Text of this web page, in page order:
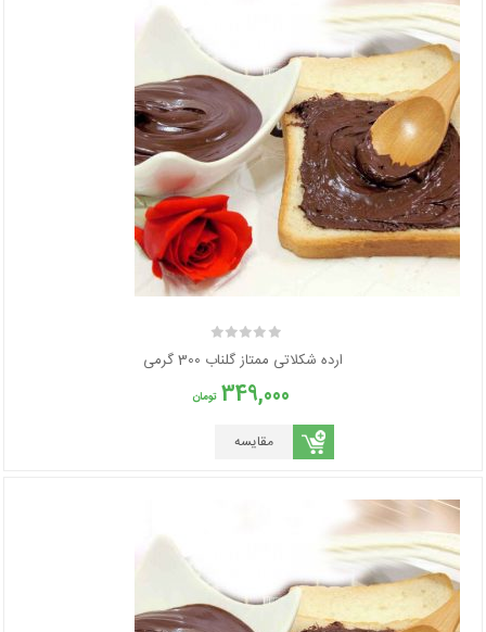
ارده شکلاتی ممتاز گلناب 300 گرمی
349,000 تومان
مقایسه